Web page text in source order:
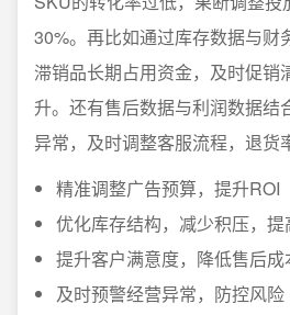
30%。再比如通过库存数据与财
滞销品长期占用资金，及时促销
升。还有售后数据与利润数据结
异常，及时调整客服流程，退货
精准调整广告预算，提升ROI
优化库存结构，减少积压，
提升客户满意度，降低售后成
及时预警经营异常，防控风险